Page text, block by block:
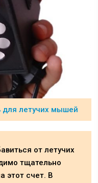
для летучих мышей
от летучих
тщательно
этот счет. В